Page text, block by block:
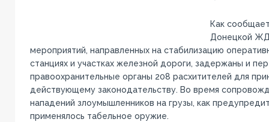
Как
Донецкой
мероприятий, направленных на стабилизацию
станциях и участках железной дороги, задержаны и
правоохранительные органы 208 расхитителей для
действующему законодательству. Во время
нападений злоумышленников на грузы, как
применялось табельное оружие.